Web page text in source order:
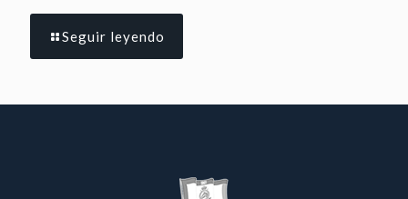
Seguir leyendo